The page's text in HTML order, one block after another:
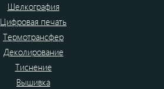
Шелкография
Цифровая печать
Термотрансфер
Деколирование
Тиснение
Вышивка